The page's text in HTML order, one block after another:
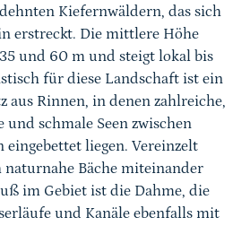
Kiefernwäldern, das sich
erstreckt. Die mittlere Höhe
und 60 m und steigt lokal bis
für diese Landschaft ist ein
aus Rinnen, in denen zahlreiche,
und schmale Seen zwischen
eingebettet liegen. Vereinzelt
naturnahe Bäche miteinander
im Gebiet ist die Dahme, die
und Kanäle ebenfalls mit